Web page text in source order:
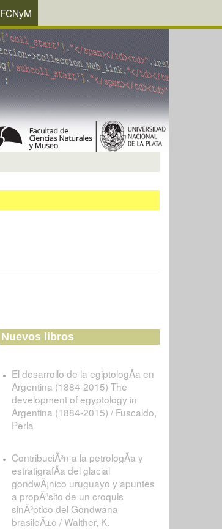
FCNyM
Nuevos libros
El desarrollo de la egiptologÃ­a en
Argentina (1884-2015) The
development of egyptology in
Argentina (1884-2015) / Fuscaldo,
Perla
ContribuciÃ³n a la petrologÃ­a y
estratigrafÃ­a del glacial
gondwÃ¡nico uruguayo y apuntes
a propÃ³sito de un croquis
sinÃ³ptico del Gondwana
brasileÃ±o / Walther, K.